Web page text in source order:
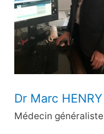
e
r
Dr Marc HENRY
Médecin généraliste